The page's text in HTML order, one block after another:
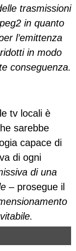
trasmissioni
in quanto
l’emittenza
in modo
conseguenza.
tv locali è
sarebbe
capace di
di ogni
di una
– prosegue il